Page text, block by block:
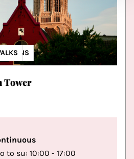
Tower
to su: 10:00 - 17:00